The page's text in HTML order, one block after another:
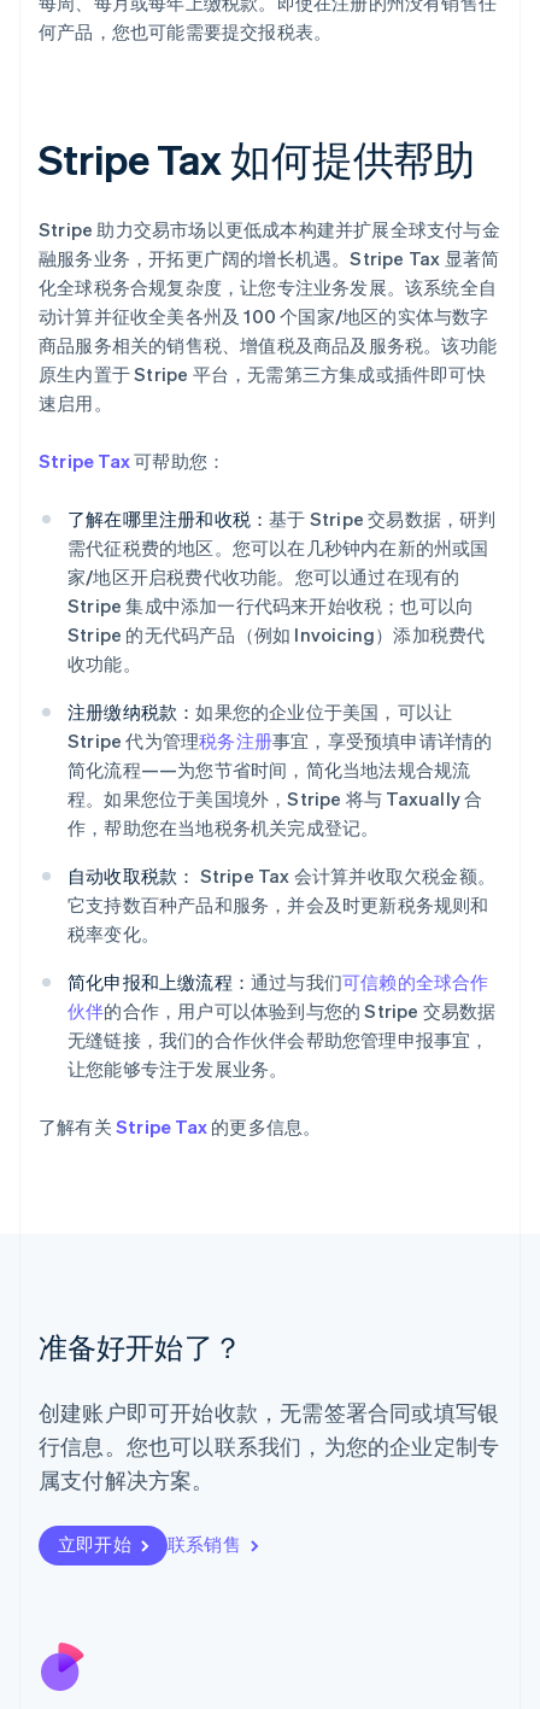
何产品，您也可能需要提交报税表。
Stripe Tax 如何提供帮助
Stripe 助力交易市场以更低成本构建并扩展全球支付与金
融服务业务，开拓更广阔的增长机遇。Stripe Tax 显著简
化全球税务合规复杂度，让您专注业务发展。该系统全自
动计算并征收全美各州及 100 个国家/地区的实体与数字
商品服务相关的销售税、增值税及商品及服务税。该功能
原生内置于 Stripe 平台，无需第三方集成或插件即可快
速启用。
Stripe Tax可帮助您：
了解在哪里注册和收税：基于 Stripe 交易数据，研判
需代征税费的地区。您可以在几秒钟内在新的州或国
家/地区开启税费代收功能。您可以通过在现有的
Stripe 集成中添加一行代码来开始收税；也可以向
Stripe 的无代码产品（例如 Invoicing）添加税费代
收功能。
注册缴纳税款：如果您的企业位于美国，可以让
Stripe 代为管理税务注册事宜，享受预填申请详情的
简化流程——为您节省时间，简化当地法规合规流
程。如果您位于美国境外，Stripe 将与 Taxually 合
作，帮助您在当地税务机关完成登记。
自动收取税款： Stripe Tax 会计算并收取欠税金额。
它支持数百种产品和服务，并会及时更新税务规则和
税率变化。
简化申报和上缴流程： 通过与我们可信赖的全球合作
伙伴的合作，用户可以体验到与您的 Stripe 交易数据
无缝链接，我们的合作伙伴会帮助您管理申报事宜，
让您能够专注于发展业务。
了解有关 Stripe Tax 的更多信息。
准备好开始了？
创建账户即可开始收款，无需签署合同或填写银
行信息。您也可以联系我们，为您的企业定制专
属支付解决方案。
立即开始 联系销售
爱尔兰
English
English
奥地利
Deutsch English
澳大利亚
English
巴西
PortuguêsEnglish
保加利亚
English
NederlandsFrançais Deutsch
English
丹麦
English
德国
DeutschEnglish
法国
Français
EnglishSvenska
荷兰
Nederlands English
加拿大
English Français
捷克
克罗地亚
EnglishItaliano
拉脱维亚
立陶宛
English
列支敦士登
Deutsch English
卢森堡
罗马尼亚
墨西哥
EspañolEnglish
English
葡萄牙
PortuguêsEnglish
日本
瑞典
Svenska English
瑞士
English
斯洛伐克